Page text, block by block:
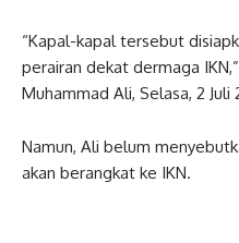
“Kapal-kapal tersebut
perairan dekat dermaga
Muhammad Ali, Selasa, 2 Juli
Namun, Ali belum
akan berangkat ke IKN.